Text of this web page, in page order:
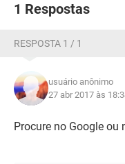
1 Respostas
RESPOSTA 1 / 1
usuário anônimo
27 abr 2017 às
Procure no Google